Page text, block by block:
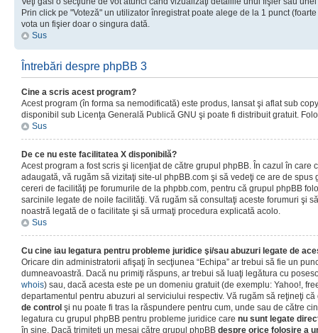
Prin click pe "Voteză" un utilizator înregistrat poate alege de la 1 punct
vota un fişier doar o singura dată.
Sus
Întrebări despre phpBB 3
Cine a scris acest program?
Acest program (în forma sa nemodificată) este produs, lansat şi aflat sub
disponibil sub Licenţa Generală Publică GNU şi poate fi distribuit gratuit.
Sus
De ce nu este facilitatea X disponibilă?
Acest program a fost scris şi licenţiat de către grupul phpBB. În cazul în care
adaugată, vă rugăm să vizitaţi site-ul phpBB.com şi să vedeţi ce are de
cereri de facilităţi pe forumurile de la phpbb.com, pentru că grupul phpBB
sarcinile legate de noile facilităţi. Vă rugăm să consultaţi aceste forumuri şi
noastră legată de o facilitate şi să urmaţi procedura explicată acolo.
Sus
Cu cine iau legatura pentru probleme juridice şi/sau abuzuri legate de
Oricare din administratorii afişaţi în secţiunea “Echipa” ar trebui să fie un
dumneavoastră. Dacă nu primiţi răspuns, ar trebui să luaţi legătura cu
whois) sau, dacă acesta este pe un domeniu gratuit (de exemplu: Yahoo!,
departamentul pentru abuzuri al serviciului respectiv. Vă rugăm să reţineţi
de control şi nu poate fi tras la răspundere pentru cum, unde sau de către
legatura cu grupul phpBB pentru probleme juridice care nu sunt legate
în sine. Dacă trimiteţi un mesaj către grupul phpBB despre orice folosire a